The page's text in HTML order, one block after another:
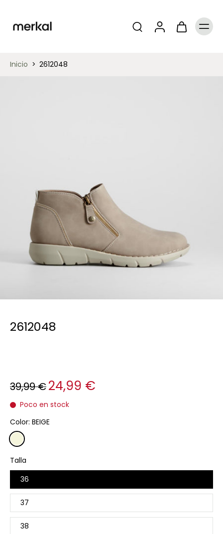
Inicio > 2612048
2612048
39,99 €24,99 €
Poco en stock
Color: BEIGE
Talla
36
37
38